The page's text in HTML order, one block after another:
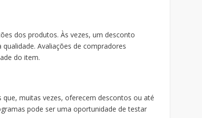
dos produtos. Às vezes, um desconto
Avaliações de compradores
do item.
muitas vezes, oferecem descontos ou até
pode ser uma oportunidade de testar